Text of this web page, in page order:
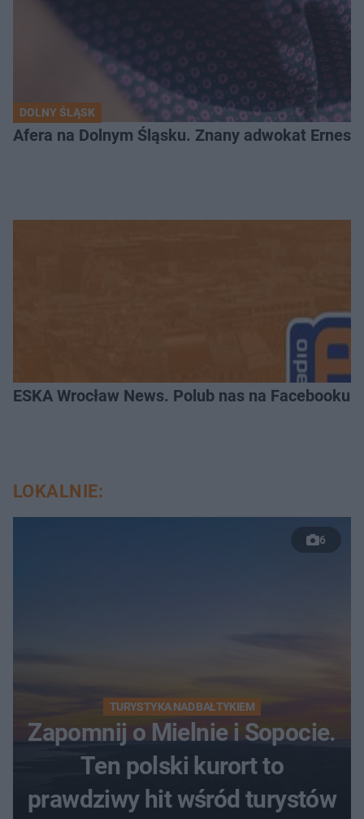
DOLNY ŚLĄSK
Afera na Dolnym Śląsku. Znany adwokat Ernest
ESKA Wrocław News. Polub nas na Facebooku!
LOKALNIE:
6
TURYSTYKA NAD BAŁTYKIEM
Zapomnij o Mielnie i Sopocie.
Ten polski kurort to
prawdziwy hit wśród turystów